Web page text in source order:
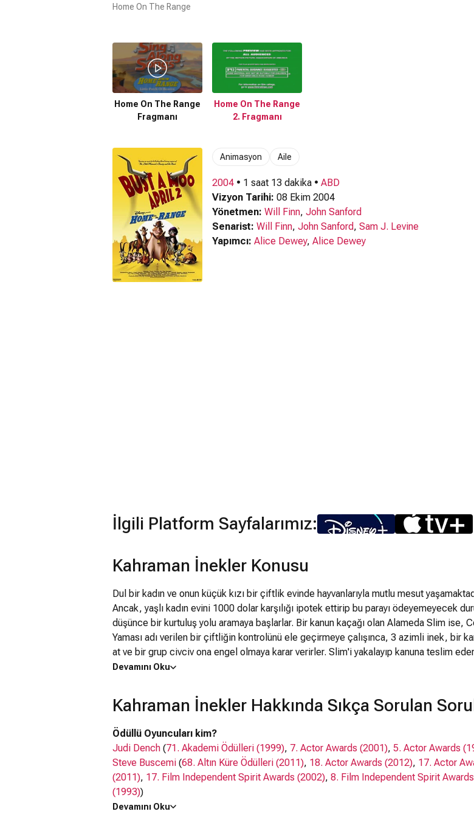
Home On The Range
Home On The Range
Fragmanı
Home On The Range
2. Fragmanı
Animasyon Aile
2004 • 1 saat 13 dakika • ABD
Vizyon Tarihi: 08 Ekim 2004
Yönetmen: Will Finn, John Sanford
Senarist: Will Finn, John Sanford, Sam J. Levine
Yapımcı: Alice Dewey, Alice Dewey
İlgili Platform Sayfalarımız:
Kahraman İnekler Konusu
Dul bir kadın ve onun küçük kızı bir çiftlik evinde hayvanlarıyla mutlu mesut
Ancak, yaşlı kadın evini 1000 dolar karşılığı ipotek ettirip bu parayı ödeyemeyecek
düşünce bir kurtuluş yolu aramaya başlarlar. Bir kanun kaçağı olan Alameda Slim ise,
Yaması adı verilen bir çiftliğin kontrolünü ele geçirmeye çalışınca, 3 azimli inek, bir
at ve bir grup civciv ona engel olmaya karar verirler. Slim'i yakalayıp kanuna teslim
ödül parası almaya çalışan kahramanlarımız, ödül avcısı Rico'yla da rekabet edecektir.
Devamını Oku
Kahraman İnekler Hakkında Sıkça Sorulan
Ödüllü Oyuncuları kim?
Judi Dench (71. Akademi Ödülleri (1999), 7. Actor Awards (2001), 5. Actor Awards
Steve Buscemi (68. Altın Küre Ödülleri (2011), 18. Actor Awards (2012), 17. Actor
(2011), 17. Film Independent Spirit Awards (2002), 8. Film Independent Spirit Awards
(1993))
Cuba Gooding Jr.
Devamını Oku